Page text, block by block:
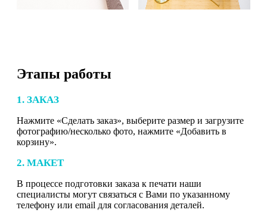
Этапы работы
1. ЗАКАЗ
Нажмите «Сделать заказ», выберите размер и загрузите
фотографию/несколько фото, нажмите «Добавить в
корзину».
2. МАКЕТ
В процессе подготовки заказа к печати наши
специалисты могут связаться с Вами по указанному
телефону или email для согласования деталей.